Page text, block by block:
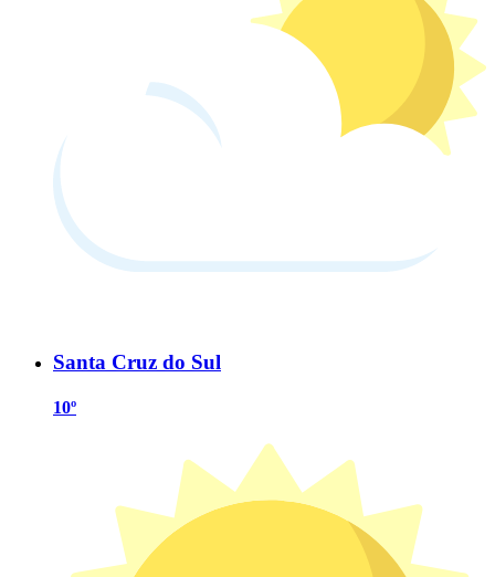
Santa Cruz do Sul
10º